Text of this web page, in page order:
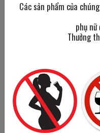
Năm - Hộp Quà Tết 2020
Các sản phẩm của
phụ
Thưởng